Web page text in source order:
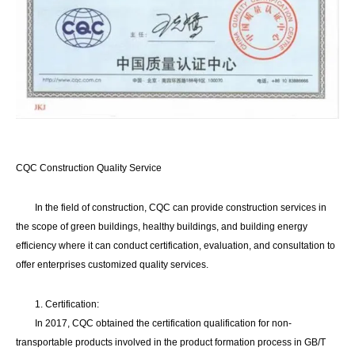
CQC Construction Quality Service
In the field of construction, CQC can provide construction services in
the scope of green buildings, healthy buildings, and building energy
efficiency where it can conduct certification, evaluation, and consultation to
offer enterprises customized quality services.
1. Certification:
In 2017, CQC obtained the certification qualification for non-
transportable products involved in the product formation process in GB/T